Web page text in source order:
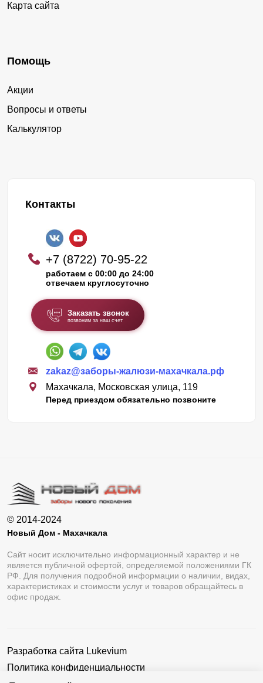
Карта сайта
Помощь
Акции
Вопросы и ответы
Калькулятор
Контакты
+7 (8722) 70-95-22
работаем с 00:00 до 24:00
отвечаем круглосуточно
Заказать звонок
позвоним за наш счет
zakaz@заборы-жалюзи-махачкала.рф
Махачкала, Московская улица, 119
Перед приездом обязательно позвоните
© 2014-2024
Новый Дом - Махачкала
Сайт носит исключительно информационный характер и не
является публичной офертой, определяемой положениями ГК
РФ. Для получения подробной информации о наличии, видах,
характеристиках и стоимости услуг и товаров обращайтесь в
офис продаж.
Разработка сайта Lukevium
Политика конфиденциальности